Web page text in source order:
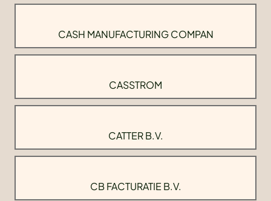
CASH MANUFACTURING COMPAN
CASSTROM
CATTER B.V.
CB FACTURATIE B.V.